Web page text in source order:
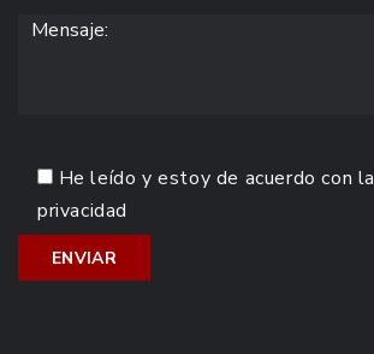
He leído y estoy de acuerdo con la
privacidad